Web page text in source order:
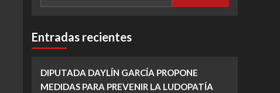
Entradas recientes
DIPUTADA DAYLÍN GARCÍA PROPONE
MEDIDAS PARA PREVENIR LA LUDOPATÍA